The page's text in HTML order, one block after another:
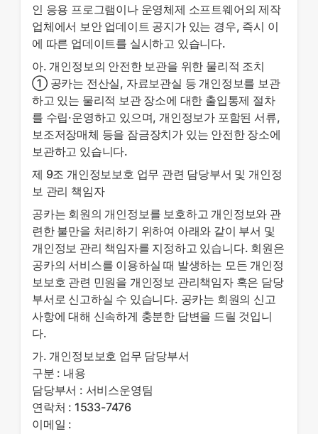
인 응용 프로그램이나 운영체제 소프트웨어의 제작
업체에서 보안 업데이트 공지가 있는 경우, 즉시 이
에 따른 업데이트를 실시하고 있습니다.
아. 개인정보의 안전한 보관을 위한 물리적 조치
① 공카는 전산실, 자료보관실 등 개인정보를 보관
하고 있는 물리적 보관 장소에 대한 출입통제 절차
를 수립·운영하고 있으며, 개인정보가 포함된 서류,
보조저장매체 등을 잠금장치가 있는 안전한 장소에
보관하고 있습니다.
제 9조 개인정보보호 업무 관련 담당부서 및 개인정
보 관리 책임자
공카는 회원의 개인정보를 보호하고 개인정보와 관
련한 불만을 처리하기 위하여 아래와 같이 부서 및
개인정보 관리 책임자를 지정하고 있습니다. 회원은
공카의 서비스를 이용하실 때 발생하는 모든 개인정
보보호 관련 민원을 개인정보 관리책임자 혹은 담당
부서로 신고하실 수 있습니다. 공카는 회원의 신고
사항에 대해 신속하게 충분한 답변을 드릴 것입니
다.
가. 개인정보보호 업무 담당부서
구분 : 내용
담당부서 : 서비스운영팀
연락처 : 1533-7476
이메일 :